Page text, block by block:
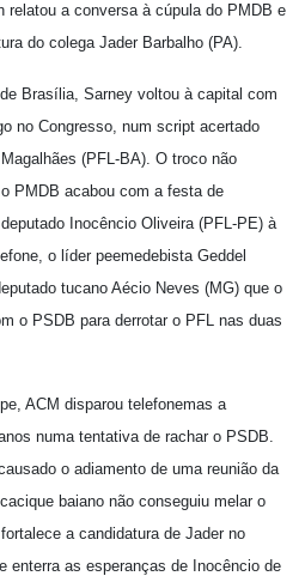
relatou a conversa à cúpula do PMDB e
do colega Jader Barbalho (PA).
Brasília, Sarney voltou à capital com
no Congresso, num script acertado
(PFL-BA). O troco não
PMDB acabou com a festa de
Inocêncio Oliveira (PFL-PE) à
o líder peemedebista Geddel
tucano Aécio Neves (MG) que o
o PSDB para derrotar o PFL nas duas
ACM disparou telefonemas a
numa tentativa de rachar o PSDB.
o adiamento de uma reunião da
baiano não conseguiu melar o
a candidatura de Jader no
enterra as esperanças de Inocêncio de